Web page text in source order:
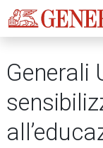
Generali